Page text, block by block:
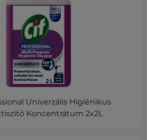
Univerzális Higiénikus
Koncentrátum 2x2L